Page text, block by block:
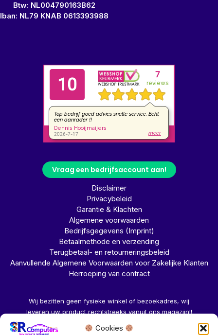
Cookies
Btw: NL004790163B62
Iban: NL79 KNAB 0613393988
Vraag een bedrijfsaccount aan!
Disclaimer
Privacybeleid
Garantie & Klachten
Algemene voorwaarden
Bedrijfsgegevens (Imprint)
Betaalmethode en verzending
Terugbetaal- en retourneringsbeleid
Aanvullende Algemene Voorwaarden voor Zakelijke Klanten
Herroeping van contract
Wij bezitten geen fysieke winkel of bezoekadres, wij
leveren uw product rechtstreeks vanuit ons magazijn!!